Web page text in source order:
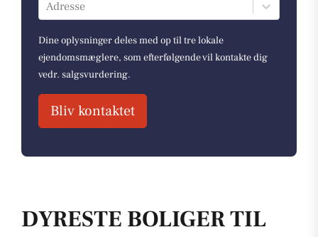
Adresse
Dine oplysninger deles med op til tre lokale
ejendomsmæglere, som efterfølgende vil kontakte dig
vedr. salgsvurdering.
Bliv kontaktet
DYRESTE BOLIGER TIL